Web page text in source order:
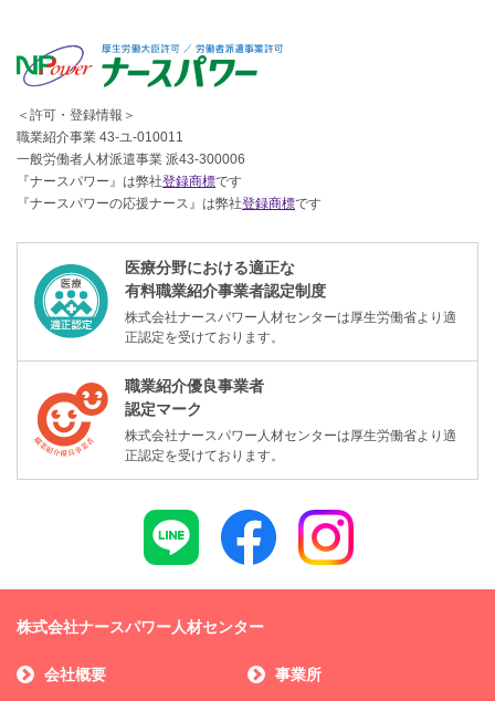
＜許可・登録情報＞
職業紹介事業 43-ユ-010011
一般労働者人材派遣事業 派43-300006
『ナースパワー』は弊社登録商標です
『ナースパワーの応援ナース』は弊社登録商標です
医療分野における適正な
有料職業紹介事業者認定制度
株式会社ナースパワー人材センターは厚生労働省より適
正認定を受けております。
職業紹介優良事業者
認定マーク
株式会社ナースパワー人材センターは厚生労働省より適
正認定を受けております。
株式会社ナースパワー人材センター
会社概要 事業所